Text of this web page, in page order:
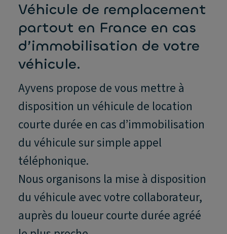
Véhicule de remplacement
partout en France en cas
d’immobilisation de votre
véhicule.
Ayvens propose de vous mettre à
disposition un véhicule de location
courte durée en cas d’immobilisation
du véhicule sur simple appel
téléphonique.
Nous organisons la mise à disposition
du véhicule avec votre collaborateur,
auprès du loueur courte durée agréé